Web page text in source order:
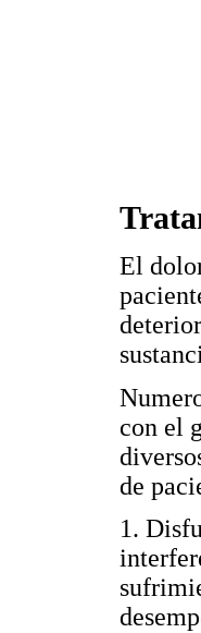
El
con el
de
1.